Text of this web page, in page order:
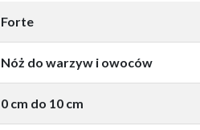
Forte
Nóż do warzyw i owoców
0 cm do 10 cm